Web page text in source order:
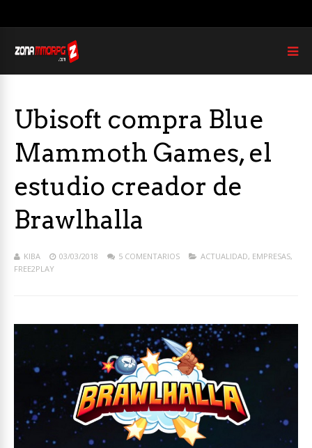
Ubisoft compra Blue
Mammoth Games, el
estudio creador de
Brawlhalla
KIBA 03/03/2018 5 COMENTARIOS ACTUALIDAD, EMPRESAS,
FREE2PLAY